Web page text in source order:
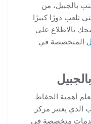
بالجبيل، من
تلعب دورًا كبيرًا
بالاطلاع على
المتخصصة في
أهمية الحفاظ
الذي يعتبر مركز
خدمات متخصصة في